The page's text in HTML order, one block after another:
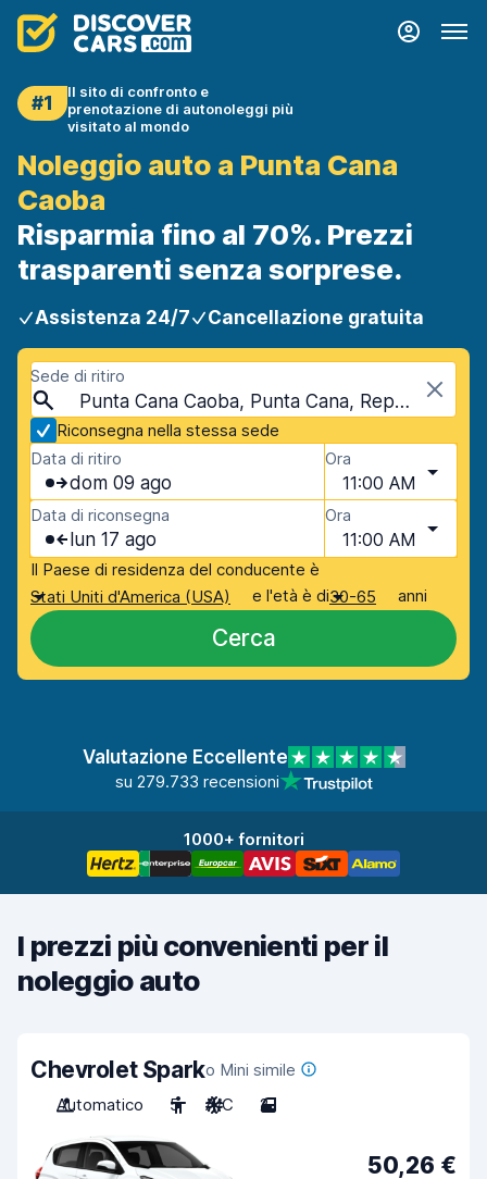
#1
Il sito di confronto e
prenotazione di autonoleggi più
visitato al mondo
Noleggio auto a Punta Cana
Caoba
Risparmia fino al 70%. Prezzi
trasparenti senza sorprese.
Assistenza 24/7 Cancellazione gratuita
Sede di ritiro
Punta Cana Caoba, Punta Cana, Repubblica Dominicana
Riconsegna nella stessa sede
Data di ritiro
dom 09 ago
Ora
11:00 AM
Data di riconsegna
lun 17 ago
Ora
11:00 AM
Il Paese di residenza del conducente è
Stati Uniti d'America (USA)
e l'età è di30-65 anni
Cerca
Valutazione Eccellente
su 279.733 recensioni
1000+ fornitori
I prezzi più convenienti per il
noleggio auto
Chevrolet Sparko Mini simile
Automatico
5 A/C 2
50,26 €